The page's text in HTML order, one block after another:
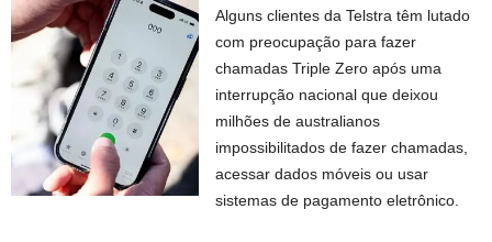
Alguns clientes da Telstra têm lutado
com preocupação para fazer
chamadas Triple Zero após uma
interrupção nacional que deixou
milhões de australianos
impossibilitados de fazer chamadas,
acessar dados móveis ou usar
sistemas de pagamento eletrônico.